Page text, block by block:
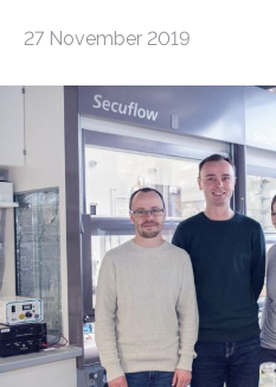
27 November 2019